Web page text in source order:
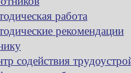
работа
рекомендации
содействия